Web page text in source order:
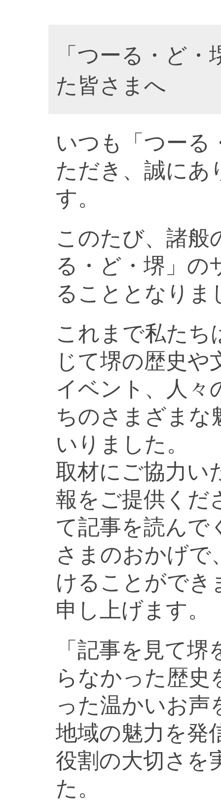
「つーる・ど
た皆さまへ
いつも「つーる
ただき、誠にあ
す。
このたび、諸般
る・ど・堺」の
ることとなりま
これまで私たち
じて堺の歴史や
イベント、人々
ちのさまざまな
いりました。
取材にご協力い
報をご提供くだ
て記事を読んで
さまのおかげで
けることができ
申し上げます。
「記事を見て
らなかった歴史
った温かいお声
地域の魅力を発
役割の大切さを
た。